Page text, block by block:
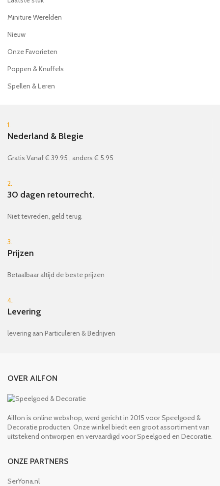
Miniture Werelden
Nieuw
Onze Favorieten
Poppen & Knuffels
Spellen & Leren
1.
Nederland & Blegie
Gratis Vanaf € 39.95 , anders € 5.95
2.
30 dagen retourrecht.
Niet tevreden, geld terug.
3.
Prijzen
Betaalbaar altijd de beste prijzen
4.
Levering
levering aan Particuleren & Bedrijven
OVER AILFON
Ailfon is online webshop, werd gericht in 2015 voor Speelgoed &
Decoratie producten. Onze winkel biedt een groot assortiment van
uitstekend ontworpen en vervaardigd voor Speelgoed en Decoratie.
ONZE PARTNERS
SerYona.nl